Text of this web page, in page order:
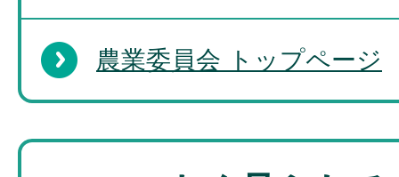
農業委員会 トップページ